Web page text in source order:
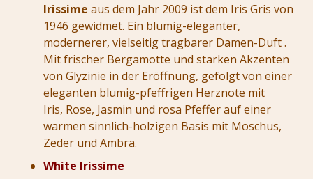
Irissimeaus dem Jahr 2009 ist dem Iris Gris von
1946 gewidmet. Ein blumig-eleganter,
modernerer, vielseitig tragbarer Damen-Duft .
Mit frischer Bergamotte und starken Akzenten
von Glyzinie in der Eröffnung, gefolgt von einer
eleganten blumig-pfeffrigen Herznote mit
Iris, Rose, Jasmin und rosa Pfeffer auf einer
warmen sinnlich-holzigen Basis mit Moschus,
Zeder und Ambra.
White Irissime